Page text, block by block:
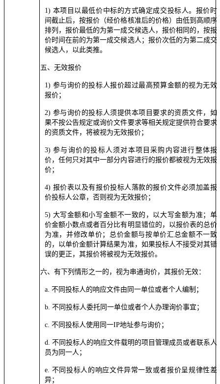
1) 本项目以最低价中标的方式确定成交投标人。报价时
间截止后，按报价（经价格核准后的价格）由低到高顺序
排列，报价最低的为第一成交候选人，报价相同的，按报
价时间在前的为第一成交候选人；报价次低的为第二成交
候选人，以此类推。
五、 无效报价
1) 参与询价的投标人报价超过最高预算金额的视为无效
报价；
2) 参与询价的投标人须提供本项目要求的资质文件，如
果不按公告规定或询价文件要求等相关规定提供符合要求
的资质文件，将被视为无效报价；
3) 参与询价的投标人须对本项目采购内容进行整体报
价，任何只对其中一部分内容进行的报价都被视为无效报
价；
4) 报价表以及有报价投标人落款的报价文件必须加盖报
价投标人公章，否则视为无效报价；
5) 大写金额和小写金额不一致的，以大写金额为准；单
价金额小数点或者百分比有明显错位的，以报价表的总价
为准，并修改单价；总价金额与按单价汇总金额不一致
的，以单价金额计算结果为准，如果投标人不接受对其错
误的更正，其报价将被视为无效报价。
六、 有下列情形之一的，视为串通询价，其报价无效：
a. 不同投标人的响应文件由同一单位或者个人编制；
b. 不同投标人委托同一单位或者个人办理询价事宜；
c. 不同投标人使用同一IP地址参与询价；
d. 不同投标人的响应文件载明的项目管理成员或者联系人
员为同一人；
e. 不同投标人的响应文件异常一致或者报价呈规律性差
异；